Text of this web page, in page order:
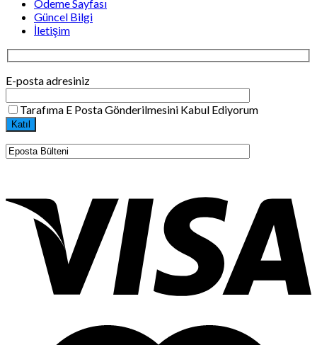
Ödeme Sayfası
Güncel Bilgi
İletişim
E-posta adresiniz
Tarafıma E Posta Gönderilmesini Kabul Ediyorum